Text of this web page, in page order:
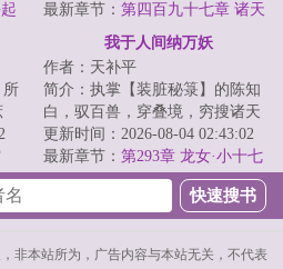
仔细俯瞰着整个人...
最新章节： 第四百九十七章 诸天
惊怖，青霄现世
所
我于人间纳万妖
作者：天补平
简介：执掌【装脏秘箓】的陈知
白，驭百兽，穿叠境，穷搜诸天
妖魔异兽，纳其脏器于己身。当
仙人斩尽拦路凶...
更新时间：2026-08-04 02:43:02
最新章节： 第293章 龙女·小十七
非本站所为，广告内容与本站无关，不代表